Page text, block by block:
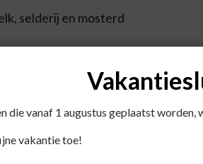
selderij en mosterd
in vers gekookt water te
die vanaf 1 augustus geplaatst worden,
vakantie toe!